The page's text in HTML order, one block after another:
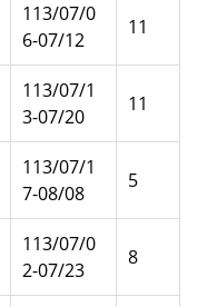
113/07/0
6-07/12
11
113/07/1
3-07/20
11
113/07/1
7-08/08
5
113/07/0
2-07/23
8